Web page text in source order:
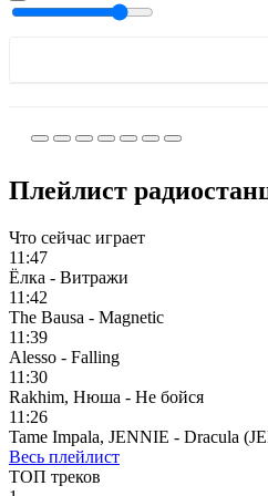
Плейлист
Что сейчас играет
11:47
Ёлка - Витражи
11:42
The Bausa - Magnetic
11:39
Alesso - Falling
11:30
Rakhim, Нюша - Не бойся
11:26
Tame Impala, JENNIE - Dracula
Весь плейлист
ТОП треков